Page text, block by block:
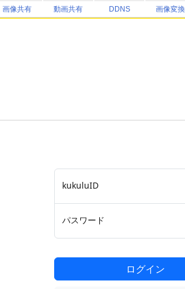
画像共有 動画共有 DDNS 画像変換
kukuluID
パスワード
ログイン